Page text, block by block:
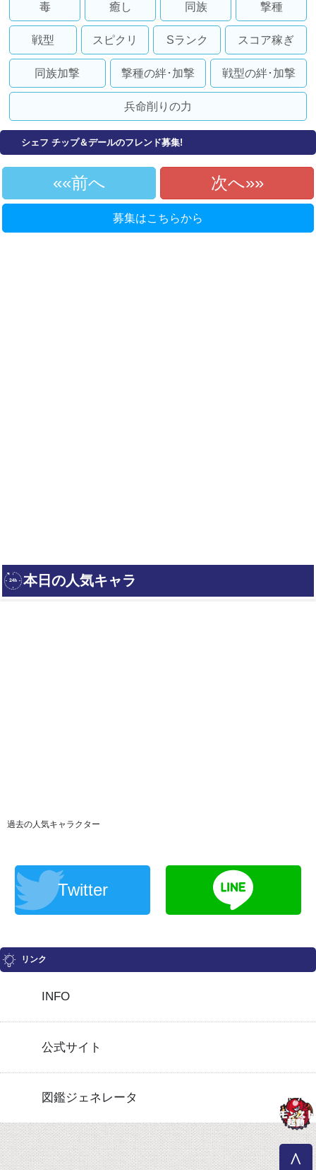
毒 癒し 同族 撃種
戦型 スピクリ Sランク スコア稼ぎ
同族加撃 撃種の絆･加撃 戦型の絆･加撃
兵命削りの力
シェフ チップ＆デールのフレンド募集!
«前へ 次へ»
募集はこちらから
過去の人気キャラクター
Twitter
リンク
INFO
公式サイト
図鑑ジェネレータ